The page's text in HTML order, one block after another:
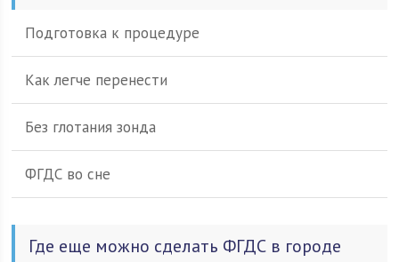
Подготовка к процедуре
Как легче перенести
Без глотания зонда
ФГДС во сне
Где еще можно сделать ФГДС в городе